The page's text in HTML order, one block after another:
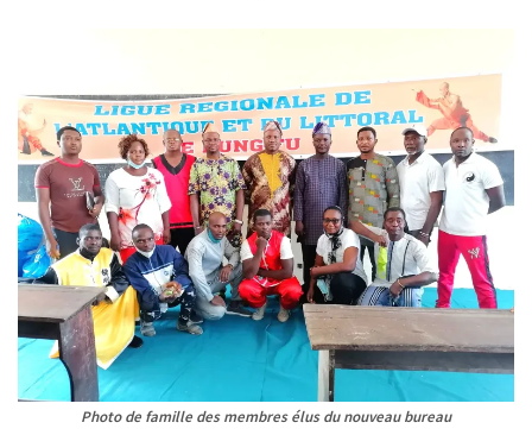
Photo de famille des membres élus du nouveau bureau